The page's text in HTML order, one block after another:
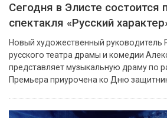
Сегодня в Элисте состоится
спектакля «Русский
Новый художественный руководитель
русского театра драмы и комедии
представляет музыкальную драму по
Премьера приурочена ко Дню